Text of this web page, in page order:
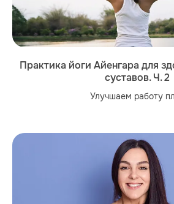
Практика йоги Айенгара для
суставов. Ч. 2
Улучшаем работу